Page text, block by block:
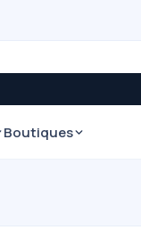
Boutiques